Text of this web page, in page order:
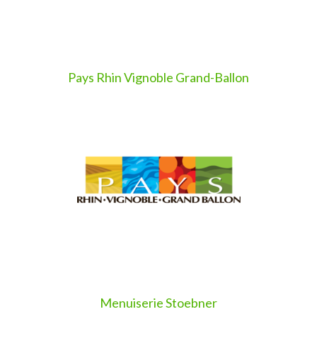
Pays Rhin Vignoble Grand-Ballon
Menuiserie Stoebner